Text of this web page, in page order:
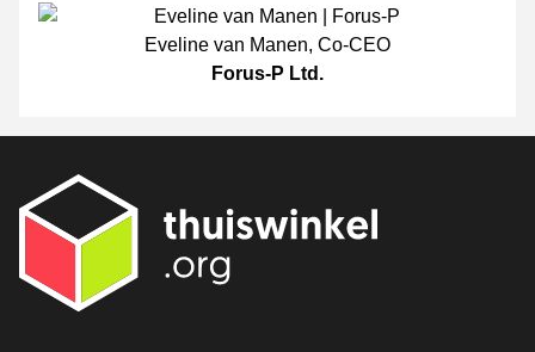
Eveline van Manen, Co-CEO
Forus-P Ltd.